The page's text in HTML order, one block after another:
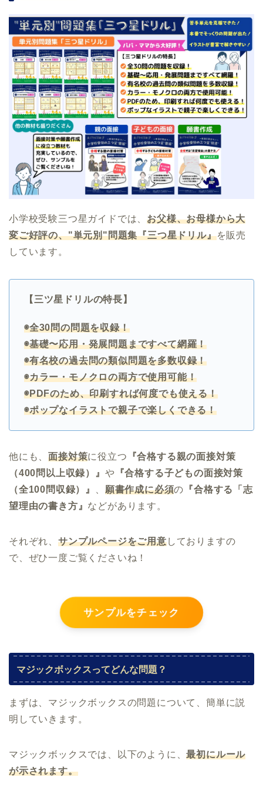
小学校受験三つ星ガイドでは、お父様、お母様から大
変ご好評の、"単元別"問題集『三つ星ドリル』を販売
しています。
【三ツ星ドリルの特長】
◉全30問の問題を収録！
◉基礎〜応用・発展問題まですべて網羅！
◉有名校の過去問の類似問題を多数収録！
◉カラー・モノクロの両方で使用可能！
◉PDFのため、印刷すれば何度でも使える！
◉ポップなイラストで親子で楽しくできる！
他にも、面接対策に役立つ 『合格する親の面接対策
（400問以上収録）』 や 『合格する子どもの面接対策
（全100問収録）』
願書作成に必須の 『合格する「志
望理由の書き方』 などがあります。
それぞれ、 サンプルページをご用意しておりますの
で、ぜひ一度ご覧くださいね！
サンプルをチェック
マジックボックスってどんな問題？
まずは、マジックボックスの問題について、簡単に説
明していきます。
マジックボックスでは、以下のように、最初にルール
が示されます。